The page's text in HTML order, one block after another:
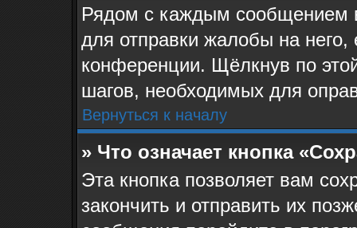
Рядом с каждым сообщением
для отправки жалобы на
конференции. Щёлкнув по
шагов, необходимых для
Вернуться к началу
» Что означает кнопка
Эта кнопка позволяет вам
закончить и отправить их